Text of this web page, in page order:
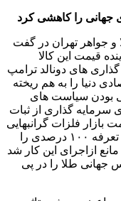
جهانی را کاهشی کرد
و جواهر تهران در گفت
قیمت این کالا
های دونالد ترامپ
دنیا را به هم ریخته
بودن سیاست های
سرمایه گذاری از ثبات
فلزات گرانبهایی
چون طلا را دربرگیرد. به طور مثال ترامپ تعرفه ۱۰۰ درصدی را
ازاجرای این کار شد
جهانی طلا را در پی